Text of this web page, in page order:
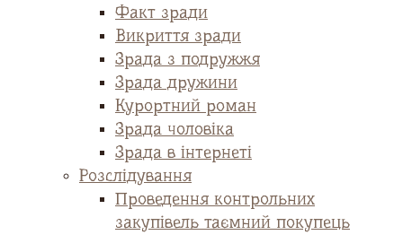
Факт зради
Викриття зради
Зрада з подружжя
Зрада дружини
Курортний роман
Зрада чоловіка
Зрада в інтернеті
Розслідування
Проведення контрольних
закупівель таємний покупець